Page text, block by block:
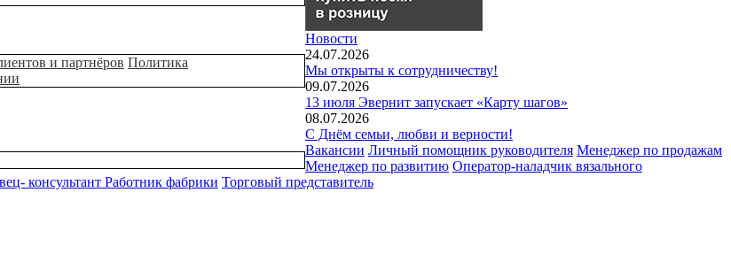
и партнёров Политика
Новости
24.07.2026
Мы открыты к сотрудничеству!
09.07.2026
13 июля Эвернит запускает «Карту шагов»
08.07.2026
С Днём семьи, любви и верности!
Вакансии Личный помощник руководителя Менеджер по продажам
Менеджер по развитию Оператор-наладчик вязального
консультант Работник фабрики Торговый представитель